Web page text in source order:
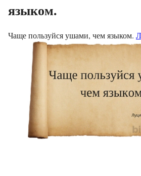
языком.
Чаще пользуйся ушами, чем языком.